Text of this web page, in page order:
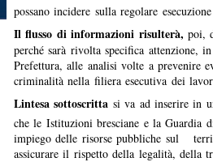
possano incidere sulla regolare
Il flusso di informazioni risulterà, poi,
perché sarà rivolta specifica attenzione,
Prefettura, alle analisi volte a prevenire
criminalità nella filiera esecutiva dei
Lintesa sottoscritta si va ad inserire in
che le Istituzioni bresciane e la Guardia
impiego delle risorse pubbliche sul
assicurare il rispetto della legalità, della